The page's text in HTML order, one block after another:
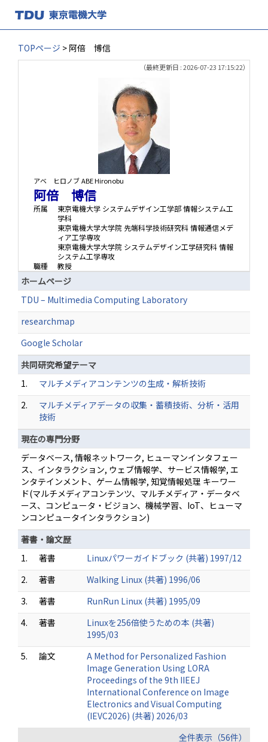
TOPページ > 阿倍 博信
（最終更新日 : 2026-07-23 17:15:22）
アベ ヒロノブABE Hironobu
阿倍 博信
所属
東京電機大学 システムデザイン工学部 情報システム工
学科
東京電機大学大学院 先端科学技術研究科 情報通信メデ
ィア工学専攻
東京電機大学大学院 システムデザイン工学研究科 情報
システム工学専攻
職種
教授
ホームページ
TDU – Multimedia Computing Laboratory
researchmap
Google Scholar
共同研究希望テーマ
1.
マルチメディアコンテンツの生成・解析技術
2.
マルチメディアデータの収集・蓄積技術、分析・活用
技術
現在の専門分野
データベース, 情報ネットワーク, ヒューマンインタフェー
ス、インタラクション, ウェブ情報学、サービス情報学, エ
ンタテインメント、ゲーム情報学, 知覚情報処理 キーワー
ド(マルチメディアコンテンツ、マルチメディア・データベ
ース、コンピュータ・ビジョン、機械学習、IoT、ヒューマ
ンコンピュータインタラクション)
著書・論文歴
1.
著書
Linuxパワーガイドブック (共著) 1997/12
2.
著書
Walking Linux (共著) 1996/06
3.
著書
RunRun Linux (共著) 1995/09
4.
著書
Linuxを256倍使うための本 (共著)
1995/03
5.
論文
A Method for Personalized Fashion
Image Generation Using LORA
Proceedings of the 9th IIEEJ
International Conference on Image
Electronics and Visual Computing
(IEVC2026) (共著) 2026/03
全件表示（56件）